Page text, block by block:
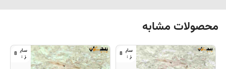
محصولات مشابه
8
8